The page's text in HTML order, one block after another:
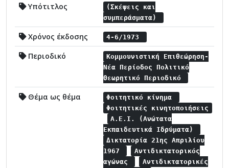
Υπότιτλος
(Σκέψεις και
συμπεράσματα)
Χρόνος έκδοσης 4-6/1973
Περιοδικό
Κομμουνιστική Επιθεώρηση-
Νέα Περίοδος Πολιτικό
Θεωρητικό Περιοδικό
Θέμα ως θέμα
Φοιτητικό κίνημα
Φοιτητικές κινητοποιήσεις
Α.Ε.Ι. (Ανώτατα
Εκπαιδευτικά Ιδρύματα)
Δικτατορία 21ης Απριλίου
1967
Αντιδικτατορικός
αγώνας
Αντιδικτατορικές